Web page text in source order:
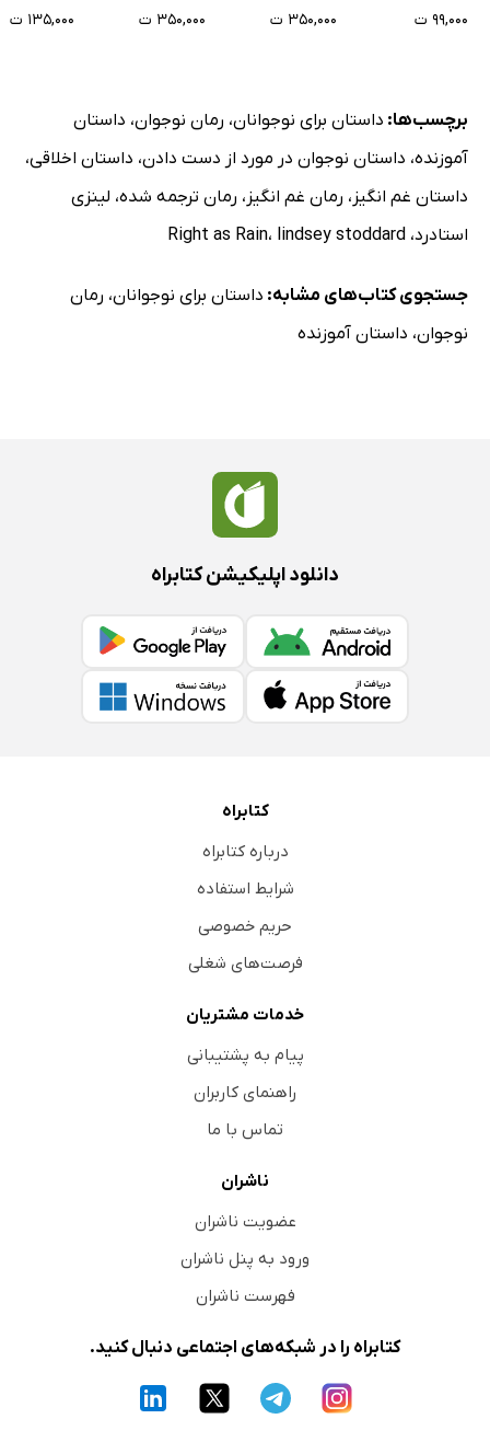
۹۹,۰۰۰ ت
۳۵۰,۰۰۰ ت
۳۵۰,۰۰۰ ت
۱۳۵,۰۰۰ ت
برچسب‌ها: داستان برای نوجوانان، رمان نوجوان، داستان
آموزنده، داستان نوجوان در مورد از دست دادن، داستان اخلاقی،
داستان غم انگیز ، رمان غم انگیز ، رمان ترجمه شده، لینزی
استادرد، Right as Rain، lindsey stoddard
جستجوی کتاب‌های مشابه: داستان برای نوجوانان، رمان
نوجوان، داستان آموزنده
دانلود اپلیکیشن کتابراه
کتابراه
درباره کتابراه
شرایط استفاده
حریم خصوصی
فرصت‌های شغلی
خدمات مشتریان
پیام به پشتیبانی
راهنمای کاربران
تماس با ما
ناشران
عضویت ناشران
ورود به پنل ناشران
فهرست ناشران
کتابراه را در شبکه‌های اجتماعی دنبال کنید.